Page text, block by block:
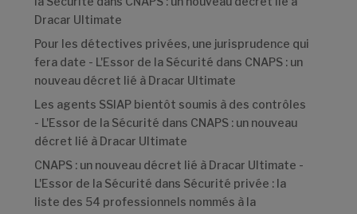
Dracar Ultimate
Pour les détectives privées, une jurisprudence qui
fera date - L'Essor de la Sécurité dans CNAPS : un
nouveau décret lié à Dracar Ultimate
Les agents SSIAP bientôt soumis à des contrôles
- L'Essor de la Sécurité dans CNAPS : un nouveau
décret lié à Dracar Ultimate
CNAPS : un nouveau décret lié à Dracar Ultimate -
L'Essor de la Sécurité dans Sécurité privée : la
liste des 54 professionnels nommés à la